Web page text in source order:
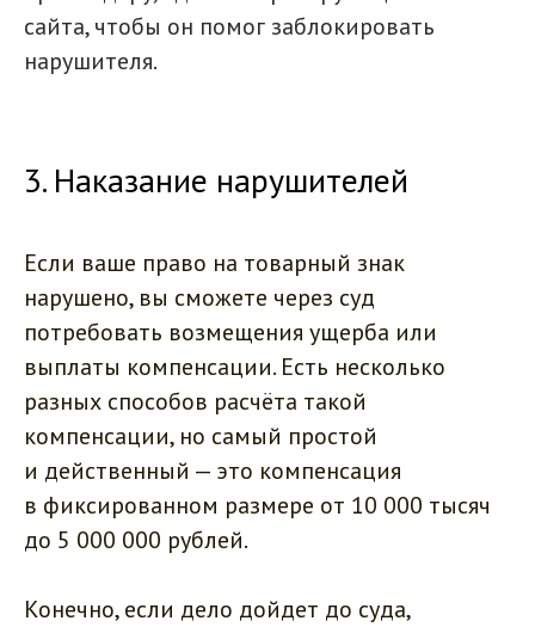
сайта, чтобы он помог заблокировать
нарушителя.
3. Наказание нарушителей
Если ваше право на товарный знак
нарушено, вы сможете через суд
потребовать возмещения ущерба или
выплаты компенсации. Есть несколько
разных способов расчёта такой
компенсации, но самый простой
и действенный — это компенсация
в фиксированном размере от 10 000 тысяч
до 5 000 000 рублей.
Конечно, если дело дойдет до суда,